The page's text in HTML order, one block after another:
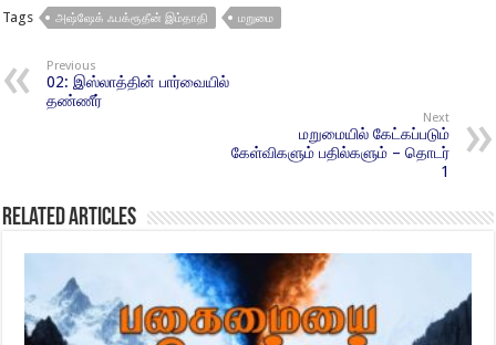
Tags அஷ்ஷேக் ஃபக்ரூதீன் இம்தாதி மறுமை
Previous
02: இஸ்லாத்தின் பார்வையில்
தண்ணீர்
Next
மறுமையில் கேட்கப்படும்
கேள்விகளும் பதில்களும் – தொடர்
1
Related Articles